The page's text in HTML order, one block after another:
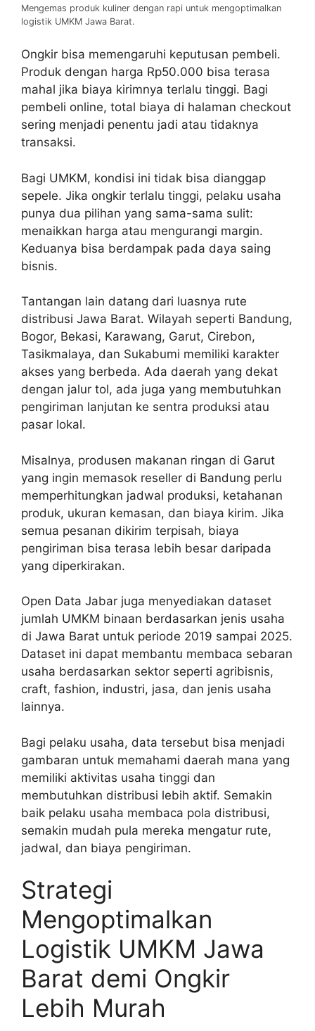
Mengemas produk kuliner dengan rapi untuk mengoptimalkan
logistik UMKM Jawa Barat.
Ongkir bisa memengaruhi keputusan pembeli.
Produk dengan harga Rp50.000 bisa terasa
mahal jika biaya kirimnya terlalu tinggi. Bagi
pembeli online, total biaya di halaman checkout
sering menjadi penentu jadi atau tidaknya
transaksi.
Bagi UMKM, kondisi ini tidak bisa dianggap
sepele. Jika ongkir terlalu tinggi, pelaku usaha
punya dua pilihan yang sama-sama sulit:
menaikkan harga atau mengurangi margin.
Keduanya bisa berdampak pada daya saing
bisnis.
Tantangan lain datang dari luasnya rute
distribusi Jawa Barat. Wilayah seperti Bandung,
Bogor, Bekasi, Karawang, Garut, Cirebon,
Tasikmalaya, dan Sukabumi memiliki karakter
akses yang berbeda. Ada daerah yang dekat
dengan jalur tol, ada juga yang membutuhkan
pengiriman lanjutan ke sentra produksi atau
pasar lokal.
Misalnya, produsen makanan ringan di Garut
yang ingin memasok reseller di Bandung perlu
memperhitungkan jadwal produksi, ketahanan
produk, ukuran kemasan, dan biaya kirim. Jika
semua pesanan dikirim terpisah, biaya
pengiriman bisa terasa lebih besar daripada
yang diperkirakan.
Open Data Jabar juga menyediakan dataset
jumlah UMKM binaan berdasarkan jenis usaha
di Jawa Barat untuk periode 2019 sampai 2025.
Dataset ini dapat membantu membaca sebaran
usaha berdasarkan sektor seperti agribisnis,
craft, fashion, industri, jasa, dan jenis usaha
lainnya.
Bagi pelaku usaha, data tersebut bisa menjadi
gambaran untuk memahami daerah mana yang
memiliki aktivitas usaha tinggi dan
membutuhkan distribusi lebih aktif. Semakin
baik pelaku usaha membaca pola distribusi,
semakin mudah pula mereka mengatur rute,
jadwal, dan biaya pengiriman.
Strategi
Mengoptimalkan
Logistik UMKM Jawa
Barat demi Ongkir
Lebih Murah